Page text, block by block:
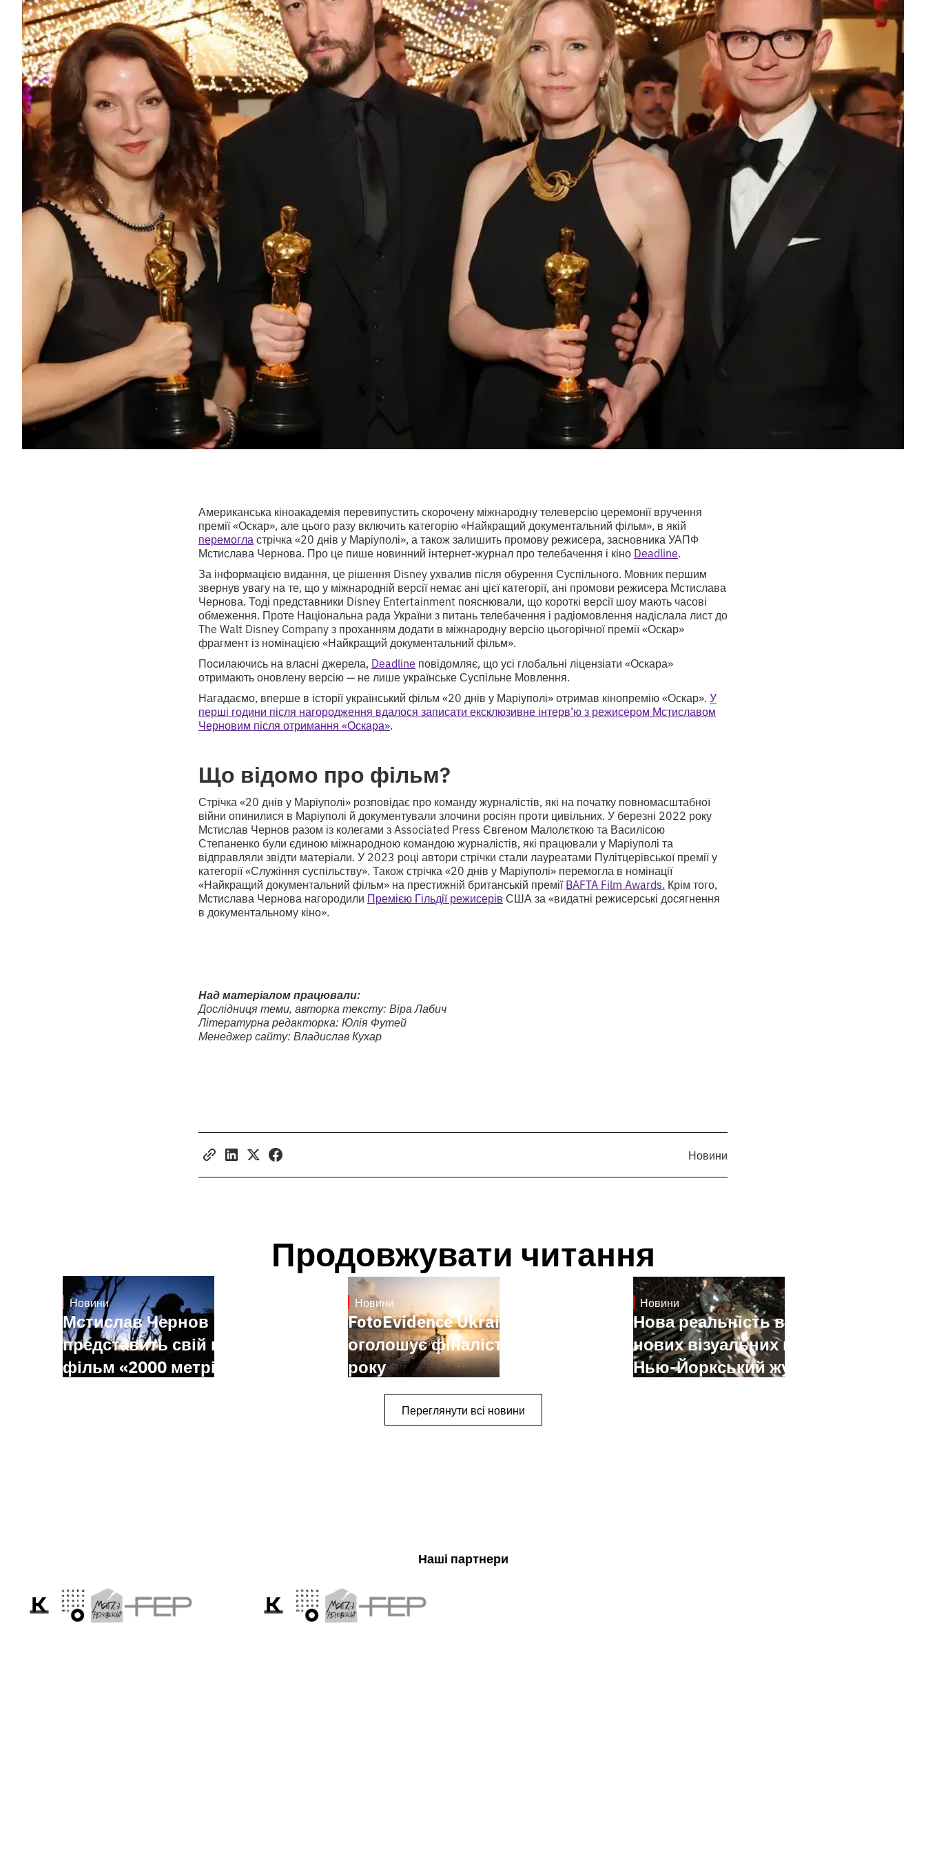
Американська кіноакадемія перевипустить скорочену міжнародну телеверсію церемонії вручення
премії «Оскар», але цього разу включить категорію «Найкращий документальний фільм», в якій
перемогла стрічка «20 днів у Маріуполі», а також залишить промову режисера, засновника УАПФ
Мстислава Чернова. Про це пише новинний інтернет-журнал про телебачення і кіно Deadline.
За інформацією видання, це рішення Disney ухвалив після обурення Суспільного. Мовник першим
звернув увагу на те, що у міжнародній версії немає ані цієї категорії, ані промови режисера Мстислава
Чернова. Тоді представники Disney Entertainment пояснювали, що короткі версії шоу мають часові
обмеження. Проте Національна рада України з питань телебачення і радіомовлення надіслала лист до
The Walt Disney Company з проханням додати в міжнародну версію цьогорічної премії «Оскар»
фрагмент із номінацією «Найкращий документальний фільм».
Посилаючись на власні джерела, Deadline повідомляє, що усі глобальні ліцензіати «Оскара»
отримають оновлену версію — не лише українське Суспільне Мовлення.
Нагадаємо, вперше в історії український фільм «20 днів у Маріуполі» отримав кінопремію «Оскар». У
перші години після нагородження вдалося записати ексклюзивне інтерв’ю з режисером Мстиславом
Черновим після отримання «Оскара».
Що відомо про фільм?
Стрічка «20 днів у Маріуполі» розповідає про команду журналістів, які на початку повномасштабної
війни опинилися в Маріуполі й документували злочини росіян проти цивільних. У березні 2022 року
Мстислав Чернов разом із колегами з Associated Press Євгеном Малолєткою та Василісою
Степаненко були єдиною міжнародною командою журналістів, які працювали у Маріуполі та
відправляли звідти матеріали. У 2023 році автори стрічки стали лауреатами Пулітцерівської премії у
категорії «Служіння суспільству». Також стрічка «20 днів у Маріуполі» перемогла в номінації
«Найкращий документальний фільм» на престижній британській преміїBAFTA Film Awards. Крім того,
Мстислава Чернова нагородили Премією Гільдії режисерів США за «видатні режисерські досягнення
в документальному кіно».
Над матеріалом працювали:
Дослідниця теми, авторка тексту: Віра Лабич
Літературна редакторка: Юлія Футей
Менеджер сайту: Владислав Кухар
Новини
Продовжувати читання
Новини
Мстислав Чернов
представить свій новий
фільм «2000 метрів до
Новини
FotoEvidence Ukraine
оголошує фіналістів 2024
року
Новини
Нова реальність вимагає
нових візуальних мов.
Нью-Йоркський журнал
Переглянути всі новини
Наші партнери